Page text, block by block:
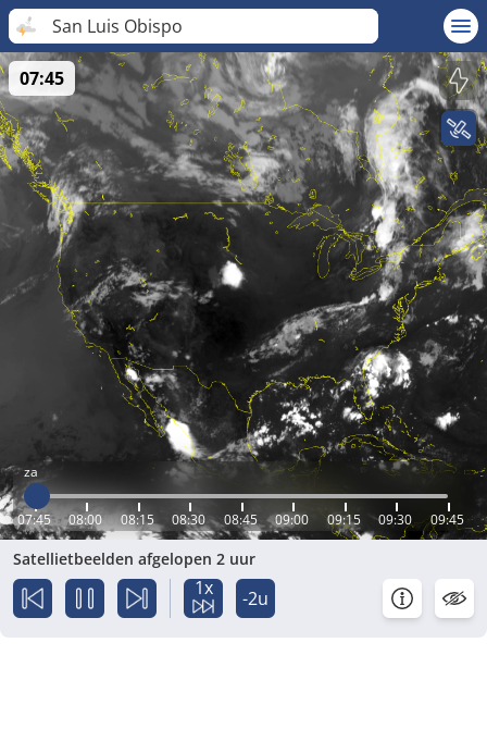
San Luis Obispo
za
07:45 08:00 08:15 08:30 08:45 09:00 09:15 09:30 09:45
07:45
Satellietbeelden afgelopen 2 uur
1x -2u